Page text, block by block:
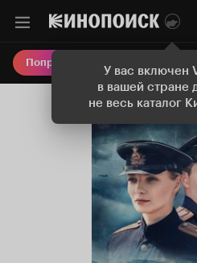
У вас включен
в вашей стране
не весь каталог
Попробовать Плюс